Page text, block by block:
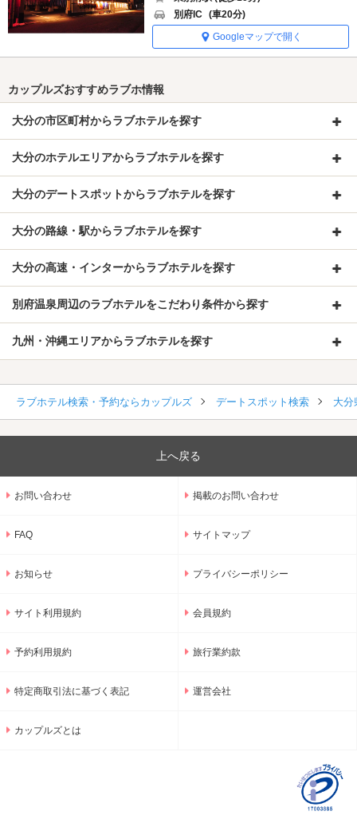
別府IC (車20分)
Googleマップで開く
カップルズおすすめラブホ情報
大分の市区町村からラブホテルを探す
大分のホテルエリアからラブホテルを探す
大分のデートスポットからラブホテルを探す
大分の路線・駅からラブホテルを探す
大分の高速・インターからラブホテルを探す
別府温泉周辺のラブホテルをこだわり条件から探す
九州・沖縄エリアからラブホテルを探す
ラブホテル検索・予約ならカップルズ デートスポット検索 大分
上へ戻る
お問い合わせ 掲載のお問い合わせ
FAQ サイトマップ
お知らせ プライバシーポリシー
サイト利用規約 会員規約
予約利用規約 旅行業約款
特定商取引法に基づく表記 運営会社
カップルズとは